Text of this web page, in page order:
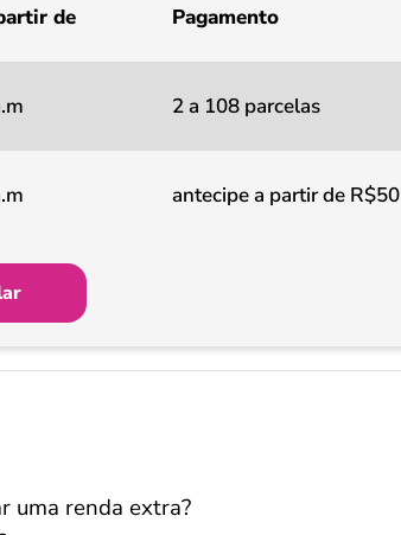
de Pagamento
2 a 108 parcelas
antecipe a partir de R$50
uma renda extra?